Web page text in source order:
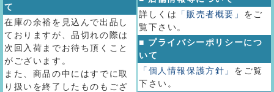
て
在庫の余裕を見込んで出品し
ておりますが、品切れの際は
次回入荷までお待ち頂くこと
がございます。
また、商品の中にはすでに取
り扱いを終了したものもござ
詳しくは
「販売者概要」 をご
覧下さい。
■ プライバシーポリシーにつ
いて
「個人情報保護方針」 をご覧
下さい。